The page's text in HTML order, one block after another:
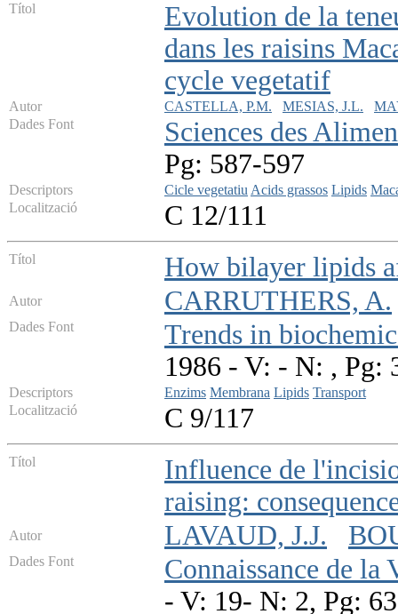
Títol
Evolution de la
dans les raisins
cycle vegetatif
Autor CASTELLA, P.M. MESIAS, J.L.
Dades Font
Sciences des
Pg: 587-597
Descriptors Cicle vegetatiuAcids grassos Lipids
Localització
C 12/111
Títol How bilayer lipids
Autor CARRUTHERS, A.
Dades Font
Trends in
1986 - V: - N: , Pg:
Descriptors Enzims Membrana Lipids Transport
Localització
C 9/117
Títol
Influence de
raising:
Autor LAVAUD, J.J.
Dades Font
Connaissance de la
- V: 19- N: 2, Pg: